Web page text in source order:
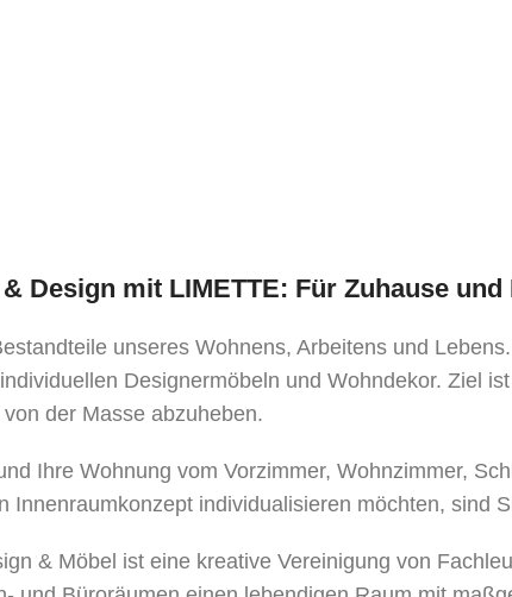
Design mit LIMETTE: Für Zuhause und
unseres Wohnens, Arbeitens und
Designermöbeln und Wohndekor. Ziel
der Masse abzuheben.
Ihre Wohnung vom Vorzimmer, Wohnzimmer,
Innenraumkonzept individualisieren möchten, sind
& Möbel ist eine kreative Vereinigung von